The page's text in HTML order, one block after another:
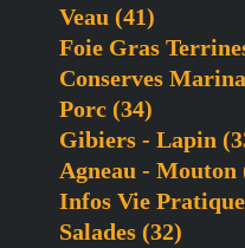
Veau (41)
Foie Gras
Conserves
Porc (34)
Gibiers - Lapin
Agneau - Mouton
Infos Vie Pratique
Salades (32)